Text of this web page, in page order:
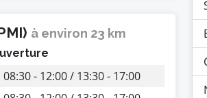
à environ 23 km
08:30 - 12:00 / 13:30 - 17:00